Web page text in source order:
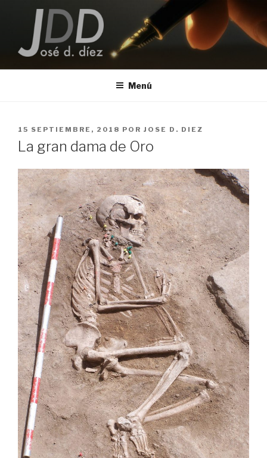
contenido
JOSE D. DIEZ
Menú
PUBLICADO
EL
15 SEPTIEMBRE, 2018 POR JOSE D. DIEZ
La gran dama de Oro